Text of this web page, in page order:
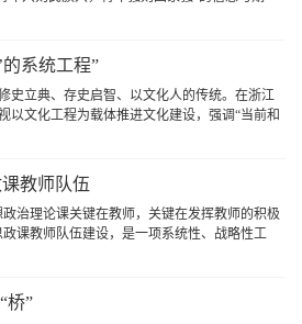
设中以奋斗姿态激扬青春，必定会奏响不负时
的系统工程”
史立典、存史启智、以文化人的传统。在浙江
以文化工程为载体推进文化建设，强调“当前和
证和抓好推进文化大省建设的重大工程建设，
教师队伍
治理论课关键在教师，关键在发挥教师的积极
课教师队伍建设，是一项系统性、战略性工
提升专业能力、推动协同育人、健全评价体系
桥”